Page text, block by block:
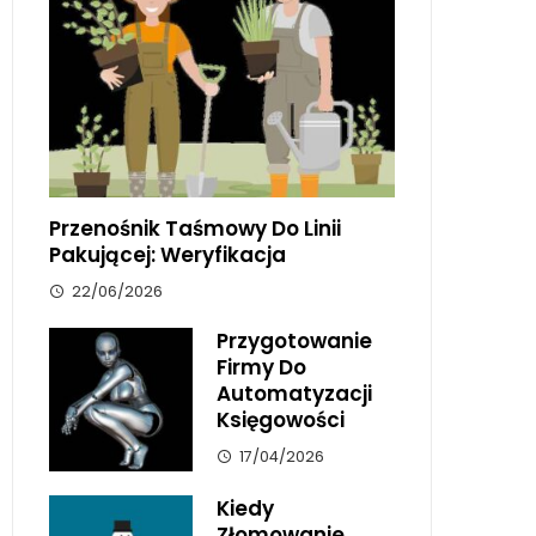
Przenośnik Taśmowy Do Linii
Pakującej: Weryfikacja
22/06/2026
Przygotowanie
Firmy Do
Automatyzacji
Księgowości
17/04/2026
Kiedy